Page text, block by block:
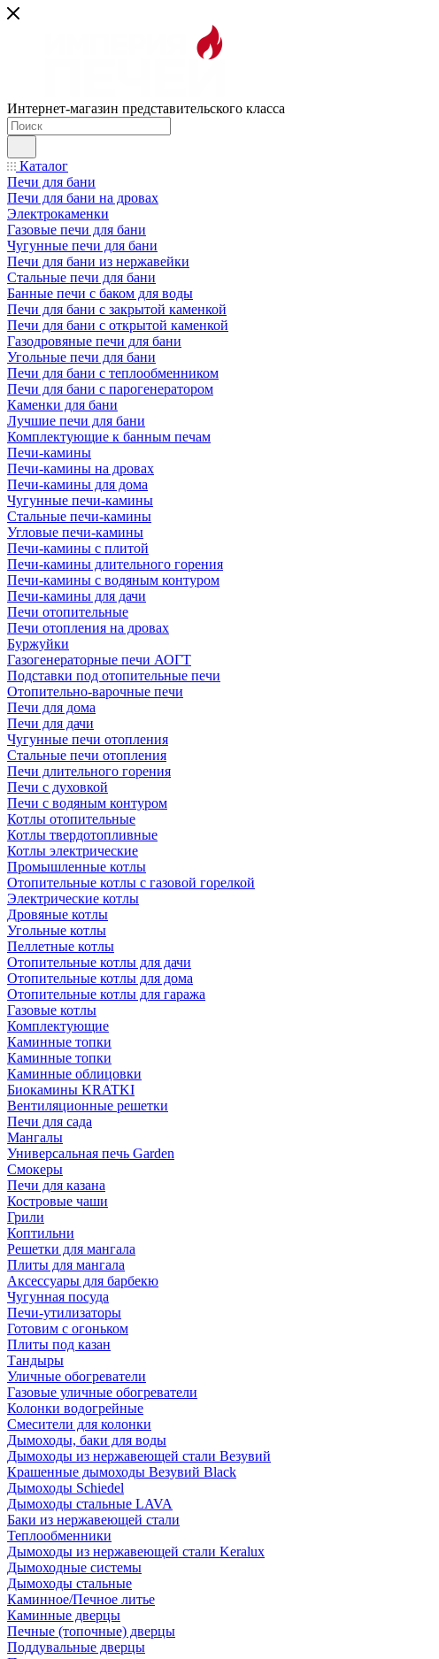
Интернет-магазин представительского класса
Каталог
Печи для бани
Печи для бани на дровах
Электрокаменки
Газовые печи для бани
Чугунные печи для бани
Печи для бани из нержавейки
Стальные печи для бани
Банные печи с баком для воды
Печи для бани с закрытой каменкой
Печи для бани с открытой каменкой
Газодровяные печи для бани
Угольные печи для бани
Печи для бани с теплообменником
Печи для бани с парогенератором
Каменки для бани
Лучшие печи для бани
Комплектующие к банным печам
Печи-камины
Печи-камины на дровах
Печи-камины для дома
Чугунные печи-камины
Стальные печи-камины
Угловые печи-камины
Печи-камины с плитой
Печи-камины длительного горения
Печи-камины с водяным контуром
Печи-камины для дачи
Печи отопительные
Печи отопления на дровах
Буржуйки
Газогенераторные печи АОГТ
Подставки под отопительные печи
Отопительно-варочные печи
Печи для дома
Печи для дачи
Чугунные печи отопления
Стальные печи отопления
Печи длительного горения
Печи с духовкой
Печи с водяным контуром
Котлы отопительные
Котлы твердотопливные
Котлы электрические
Промышленные котлы
Отопительные котлы с газовой горелкой
Электрические котлы
Дровяные котлы
Угольные котлы
Пеллетные котлы
Отопительные котлы для дачи
Отопительные котлы для дома
Отопительные котлы для гаража
Газовые котлы
Комплектующие
Каминные топки
Каминные топки
Каминные облицовки
Биокамины KRATKI
Вентиляционные решетки
Печи для сада
Мангалы
Универсальная печь Garden
Смокеры
Печи для казана
Костровые чаши
Грили
Коптильни
Решетки для мангала
Плиты для мангала
Аксессуары для барбекю
Чугунная посуда
Печи-утилизаторы
Готовим с огоньком
Плиты под казан
Тандыры
Уличные обогреватели
Газовые уличные обогреватели
Колонки водогрейные
Смесители для колонки
Дымоходы, баки для воды
Дымоходы из нержавеющей стали Везувий
Крашенные дымоходы Везувий Black
Дымоходы Schiedel
Дымоходы стальные LAVA
Баки из нержавеющей стали
Теплообменники
Дымоходы из нержавеющей стали Keralux
Дымоходные системы
Дымоходы стальные
Каминное/Печное литье
Каминные дверцы
Печные (топочные) дверцы
Поддувальные дверцы